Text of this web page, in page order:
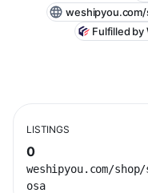
Fulfilled by
LISTINGS
0
weshipyou.com/
osa